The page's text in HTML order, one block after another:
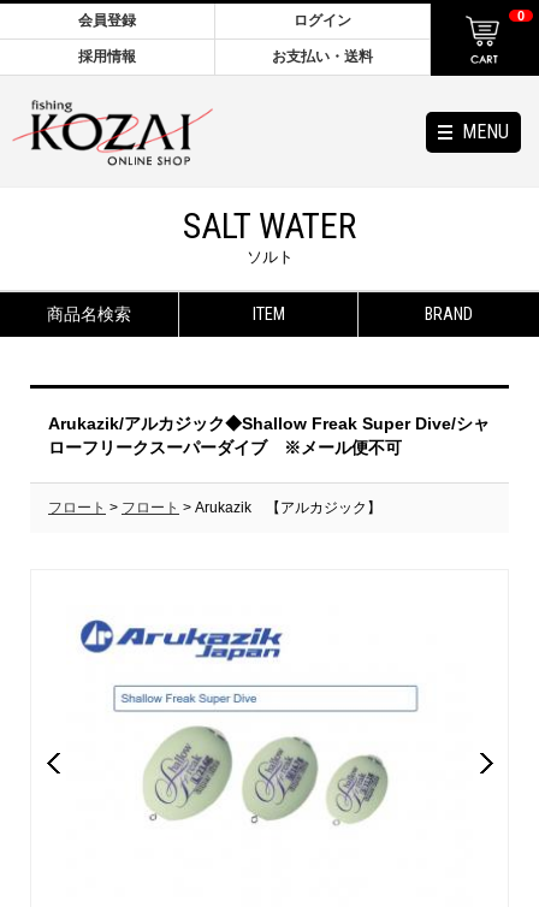
MENU
会員登録 ログイン
採用情報 お支払い・送料
0
SALT WATER
ソルト
商品名検索 ITEM BRAND
Arukazik/アルカジック◆Shallow Freak Super Dive/シャ
ローフリークスーパーダイブ ※メール便不可
フロート > フロート > Arukazik 【アルカジック】